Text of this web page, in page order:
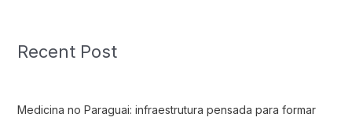
Recent Post
Medicina no Paraguai: infraestrutura pensada para formar